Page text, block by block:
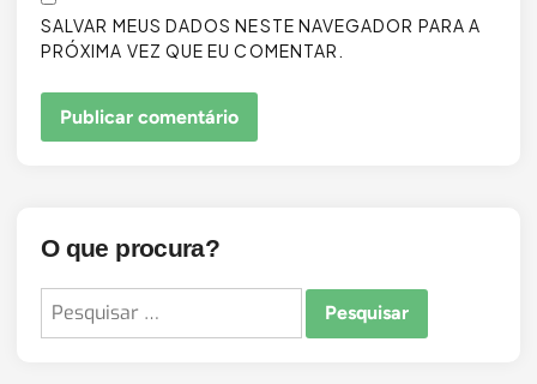
SALVAR MEUS DADOS NESTE NAVEGADOR PARA A
PRÓXIMA VEZ QUE EU COMENTAR.
O que procura?
Pesquisar
por: